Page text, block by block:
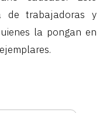
de trabajadoras y
la pongan en